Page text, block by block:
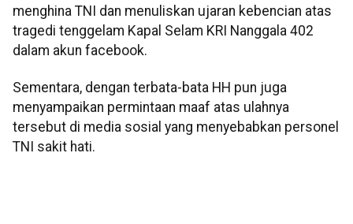
menghina TNI dan menuliskan ujaran kebencian atas
tragedi tenggelam Kapal Selam KRI Nanggala 402
dalam akun facebook.
Sementara, dengan terbata-bata HH pun juga
menyampaikan permintaan maaf atas ulahnya
tersebut di media sosial yang menyebabkan personel
TNI sakit hati.